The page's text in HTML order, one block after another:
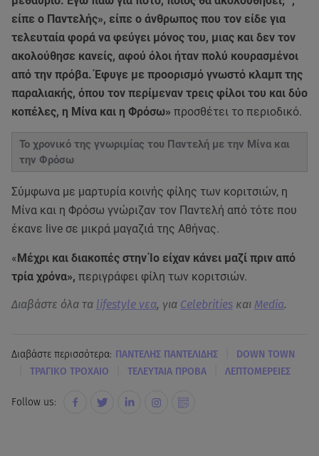
είπε ο Παντελής», είπε ο άνθρωπος που τον είδε για
τελευταία φορά να φεύγει μόνος του, μιας και δεν τον
ακολούθησε κανείς, αφού όλοι ήταν πολύ κουρασμένοι
από την πρόβα. Έφυγε με προορισμό γνωστό κλαμπ της
παραλιακής, όπου τον περίμεναν τρεις φίλοι του και δύο
κοπέλες, η Μίνα και η Φρόσω» προσθέτει το περιοδικό.
Το χρονικό της γνωριμίας του Παντελή με την Μίνα και
την Φρόσω
Σύμφωνα με μαρτυρία κοινής φίλης των κοριτσιών, η
Μίνα και η Φρόσω γνώριζαν τον Παντελή από τότε που
έκανε live σε μικρά μαγαζιά της Αθήνας.
«Μέχρι και διακοπές στην Ίο είχαν κάνει μαζί πριν από
τρία χρόνα», περιγράφει φίλη των κοριτσιών.
Διαβάστε όλα τα lifestyle νεα, για Celebrities και Media.
Διαβάστε περισσότερα: ΠΑΝΤΕΛΗΣ ΠΑΝΤΕΛΙΔΗΣ DOWN TOWN
ΤΡΑΓΙΚΟ ΤΡΟΧΑΙΟ ΤΕΛΕΥΤΑΙΑ ΠΡΟΒΑ ΛΕΠΤΟΜΕΡΕΙΕΣ
Follow us: